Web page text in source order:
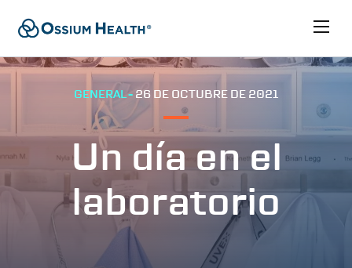
GENERAL - 26 DE OCTUBRE DE 2021
Un día en el
laboratorio